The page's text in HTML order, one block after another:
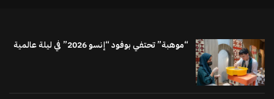
“موهبة” تحتفي بوفود “إنسو 2026” في ليلة عالمية